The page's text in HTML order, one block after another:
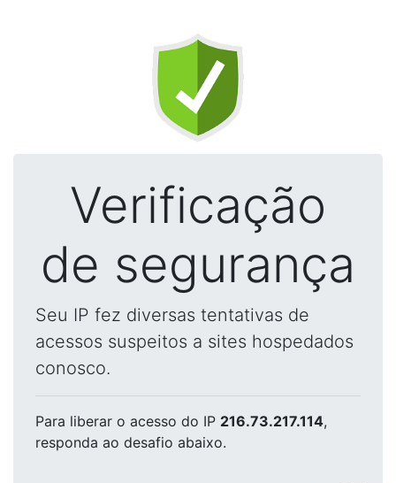
Verificação
de segurança
Seu IP fez diversas tentativas de
acessos suspeitos a sites hospedados
conosco.
Para liberar o acesso do IP 216.73.217.114,
responda ao desafio abaixo.